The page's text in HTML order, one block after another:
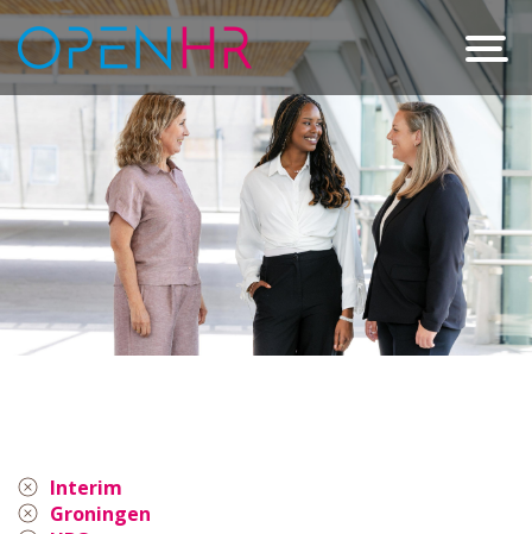
Interim
Groningen